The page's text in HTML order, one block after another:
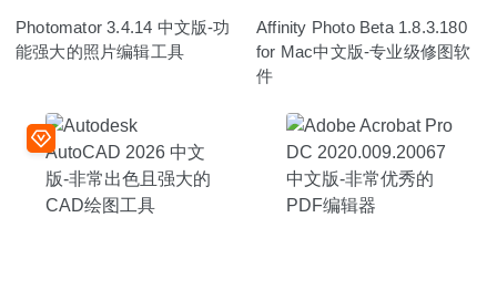
Photomator 3.4.14 中文版-功
能强大的照片编辑工具
Affinity Photo Beta 1.8.3.180
for Mac中文版-专业级修图软
件